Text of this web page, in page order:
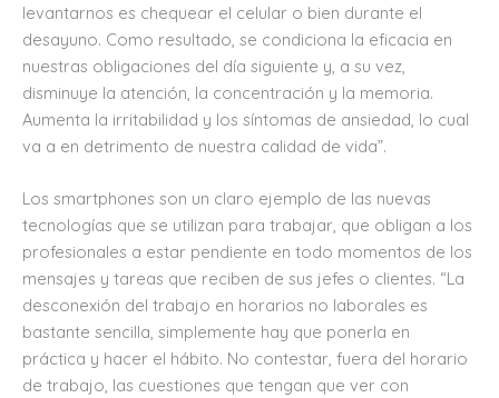
levantarnos es chequear el celular o bien durante el
desayuno. Como resultado, se condiciona la eficacia en
nuestras obligaciones del día siguiente y, a su vez,
disminuye la atención, la concentración y la memoria.
Aumenta la irritabilidad y los síntomas de ansiedad, lo cual
va a en detrimento de nuestra calidad de vida”.
Los smartphones son un claro ejemplo de las nuevas
tecnologías que se utilizan para trabajar, que obligan a los
profesionales a estar pendiente en todo momentos de los
mensajes y tareas que reciben de sus jefes o clientes. “La
desconexión del trabajo en horarios no laborales es
bastante sencilla, simplemente hay que ponerla en
práctica y hacer el hábito. No contestar, fuera del horario
de trabajo, las cuestiones que tengan que ver con